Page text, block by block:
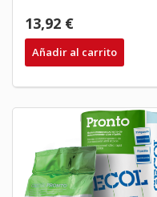
13,92 €
Añadir al carrito